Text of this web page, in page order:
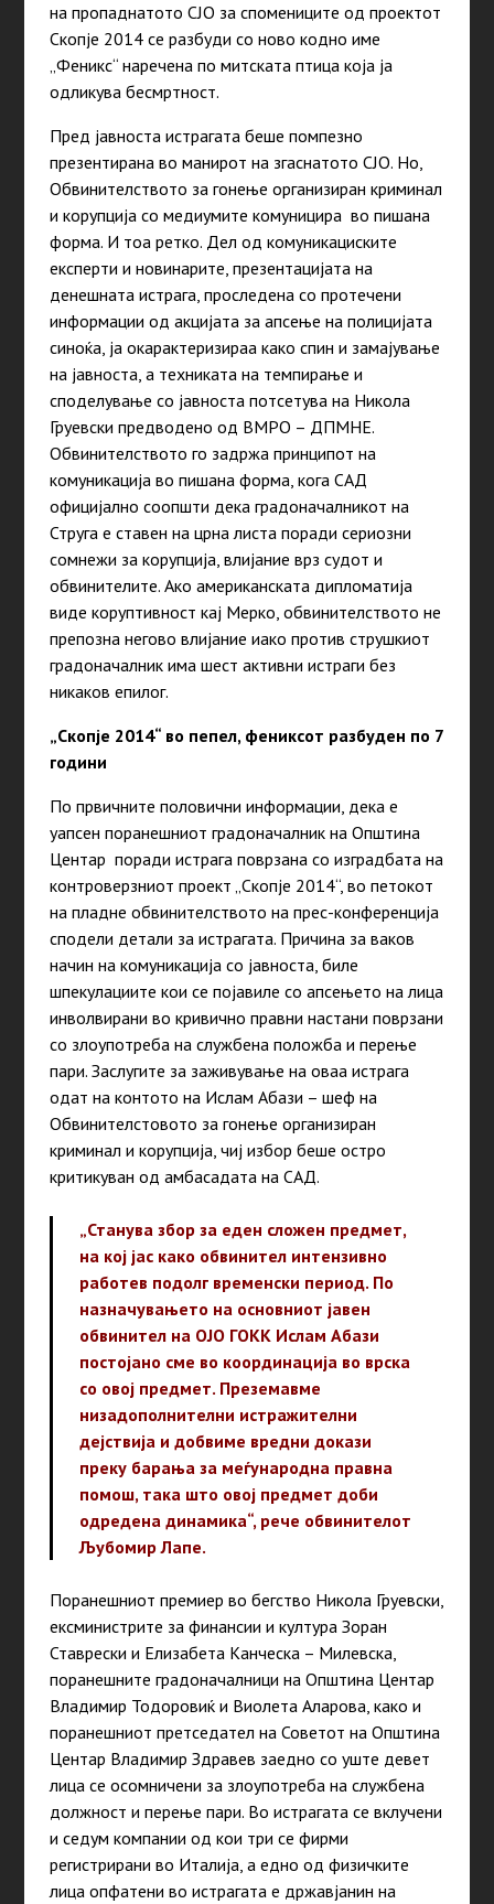
на пропаднатото СЈО за спомениците од проектот
Скопје 2014 се разбуди со ново кодно име
„Феникс“ наречена по митската птица која ја
одликува бесмртност.
Пред јавноста истрагата беше помпезно
презентирана во манирот на згаснатото СЈО. Но,
Обвинителството за гонење организиран криминал
и корупција со медиумите комуницира во пишана
форма. И тоа ретко. Дел од комуникациските
експерти и новинарите, презентацијата на
денешната истрага, проследена со протечени
информации од акцијата за апсење на полицијата
синоќа, ја окарактеризираа како спин и замајување
на јавноста, а техниката на темпирање и
споделување со јавноста потсетува на Никола
Груевски предводено од ВМРО – ДПМНЕ.
Обвинителството го задржа принципот на
комуникација во пишана форма, кога САД
официјално соопшти дека градоначалникот на
Струга е ставен на црна листа поради сериозни
сомнежи за корупција, влијание врз судот и
обвинителите. Ако американската дипломатија
виде коруптивност кај Мерко, обвинителството не
препозна негово влијание иако против струшкиот
градоначалник има шест активни истраги без
никаков епилог.
„Скопје 2014“ во пепел, фениксот разбуден по 7
години
По првичните половични информации, дека е
уапсен поранешниот градоначалник на Општина
Центар поради истрага поврзана со изградбата на
контроверзниот проект „Скопје 2014“, во петокот
на пладне обвинителството на прес-конференција
сподели детали за истрагата. Причина за ваков
начин на комуникација со јавноста, биле
шпекулациите кои се појавиле со апсењето на лица
инволвирани во кривично правни настани поврзани
со злоупотреба на службена положба и перење
пари. Заслугите за заживување на оваа истрага
одат на контото на Ислам Абази – шеф на
Обвинителстовото за гонење организиран
криминал и корупција, чиј избор беше остро
критикуван од амбасадата на САД.
„Станува збор за еден сложен предмет,
на кој јас како обвинител интензивно
работев подолг временски период. По
назначувањето на основниот јавен
обвинител на ОЈО ГОКК Ислам Абази
постојано сме во координација во врска
со овој предмет. Преземавме
низадополнителни истражителни
дејствија и добвиме вредни докази
преку барања за меѓународна правна
помош, така што овој предмет доби
одредена динамика“, рече обвинителот
Љубомир Лапе.
Поранешниот премиер во бегство Никола Груевски,
ексминистрите за финансии и култура Зоран
Ставрески и Елизабета Канческа – Милевска,
поранешните градоначалници на Општина Центар
Владимир Тодоровиќ и Виолета Аларова, како и
поранешниот претседател на Советот на Општина
Центар Владимир Здравев заедно со уште девет
лица се осомничени за злоупотреба на службена
должност и перење пари. Во истрагата се вклучени
и седум компании од кои три се фирми
регистрирани во Италија, а едно од физичките
лица опфатени во истрагата е државјанин на